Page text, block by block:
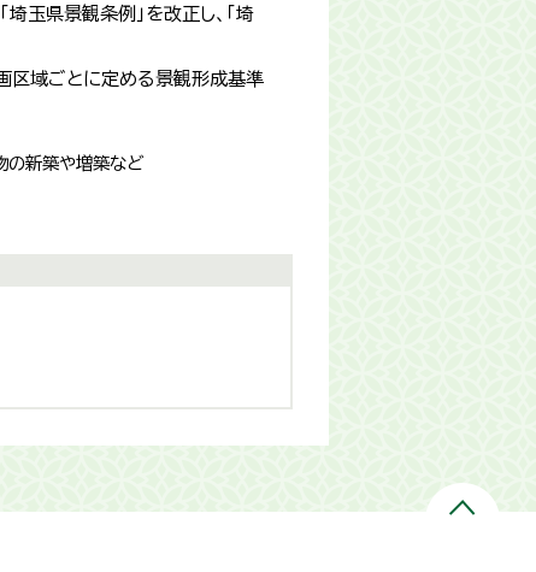
玉県景観条例」を改正し、「埼
区域ごとに定める景観形成基準
の新築や増築など